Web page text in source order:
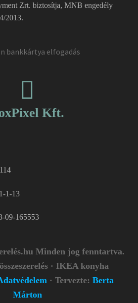
Zrt. biztosítja, MNB engedély
2013.
Kft.
1-13
09-165553
Minden jog fenntartva.
· IKEA konyha
· Tervezte: Berta
Márton